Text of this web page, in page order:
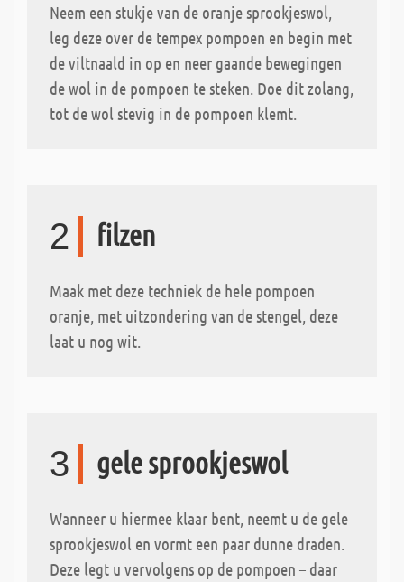
Neem een stukje van de oranje sprookjeswol,
leg deze over de tempex pompoen en begin met
de viltnaald in op en neer gaande bewegingen
de wol in de pompoen te steken. Doe dit zolang,
tot de wol stevig in de pompoen klemt.
2 filzen
Maak met deze techniek de hele pompoen
oranje, met uitzondering van de stengel, deze
laat u nog wit.
3 gele sprookjeswol
Wanneer u hiermee klaar bent, neemt u de gele
sprookjeswol en vormt een paar dunne draden.
Deze legt u vervolgens op de pompoen – daar